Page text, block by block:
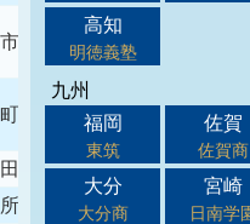
立第三中学校
立七百中学校
市立甲東中学校
村立第一中学校
高知
明徳義塾
九州
福岡
東筑
佐賀
佐賀商
大分
大分商
宮崎
日南学